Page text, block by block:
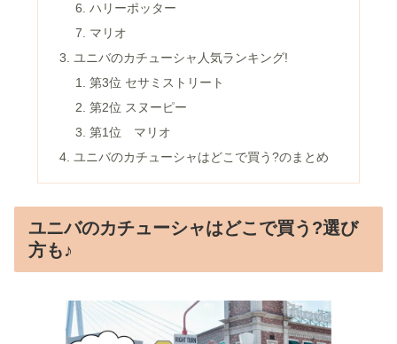
ハリーポッター
マリオ
ユニバのカチューシャ人気ランキング!
第3位 セサミストリート
第2位 スヌーピー
第1位 マリオ
ユニバのカチューシャはどこで買う?のまとめ
ユニバのカチューシャはどこで買う?選び
方も♪